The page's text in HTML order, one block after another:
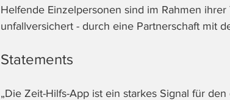
Helfende Einzelpersonen sind im Rahmen
unfallversichert - durch eine Partnerschaft mit
Statements
„Die Zeit-Hilfs-App ist ein starkes Signal für